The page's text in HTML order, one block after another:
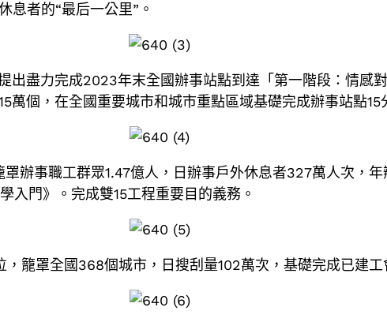
息者的“最后一公里”。
出盡力完成2023年末全國辦事站點到達「第一階段：情感
萬個，在全國重要城市和城市重點區域基礎完成辦事站點15
辦事職工群眾1.47億人，日辦事戶外休息者327萬人次，
門》。完成雙15工程重要目的義務。
籠罩全國368個城市，日搜刮量102萬次，基礎完成已建工